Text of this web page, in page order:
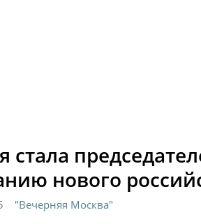
стала
нового
"Вечерняя Москва"